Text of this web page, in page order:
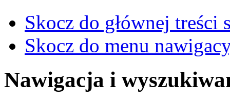
Skocz do głównej treści
Skocz do menu
Nawigacja i